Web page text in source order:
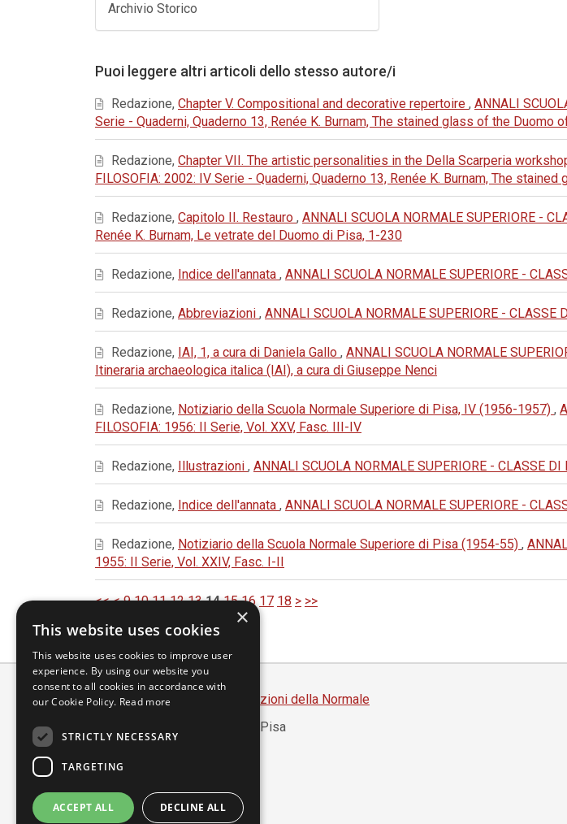
Archivio Storico
Puoi leggere altri articoli dello stesso autore/i
Redazione, Chapter V. Compositional and decorative repertoire , ANNALI
Serie - Quaderni, Quaderno 13, Renée K. Burnam, The stained glass of the Duomo
Redazione, Chapter VII. The artistic personalities in the Della Scarperia
FILOSOFIA: 2002: IV Serie - Quaderni, Quaderno 13, Renée K. Burnam, The
Redazione, Capitolo II. Restauro , ANNALI SCUOLA NORMALE SUPERIORE -
Renée K. Burnam, Le vetrate del Duomo di Pisa, 1-230
Redazione, Indice dell'annata , ANNALI SCUOLA NORMALE SUPERIORE -
Redazione, Abbreviazioni , ANNALI SCUOLA NORMALE SUPERIORE -
Redazione, IAI, 1, a cura di Daniela Gallo , ANNALI SCUOLA NORMALE
Itineraria archaeologica italica (IAI), a cura di Giuseppe Nenci
Redazione, Notiziario della Scuola Normale Superiore di Pisa, IV (1956-1957) ,
FILOSOFIA: 1956: II Serie, Vol. XXV, Fasc. III-IV
Redazione, Illustrazioni , ANNALI SCUOLA NORMALE SUPERIORE - CLASSE
Redazione, Indice dell'annata , ANNALI SCUOLA NORMALE SUPERIORE -
Redazione, Notiziario della Scuola Normale Superiore di Pisa (1954-55) ,
1955: II Serie, Vol. XXIV, Fasc. I-II
<< < 9 10 11 12 13 14 15 16 17 18 > >>
Scuola Normale Superiore
Edizioni della Normale
Piazza dei Cavalieri, 7 - 56126 Pisa
Partita IVA 00420000507
segreteria.annali@sns.it
×
This website uses cookies
This website uses cookies to improve user
experience. By using our website you
consent to all cookies in accordance with
our Cookie Policy. Read more
STRICTLY NECESSARY
TARGETING
ACCEPT ALL DECLINE ALL